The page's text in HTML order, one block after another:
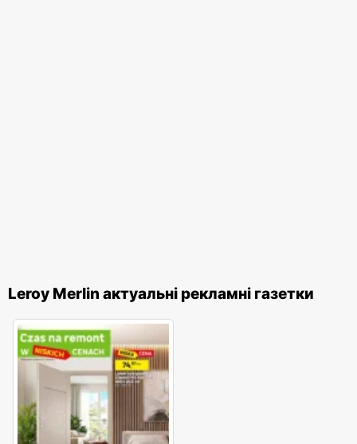
Leroy Merlin актуальні рекламні газетки